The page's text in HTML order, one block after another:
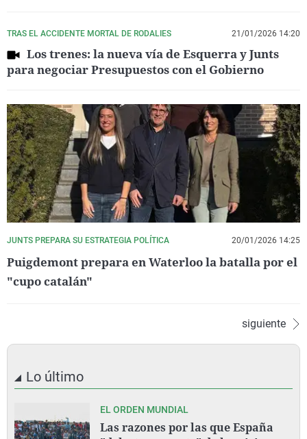
TRAS EL ACCIDENTE MORTAL DE RODALIES 21/01/2026 14:20
Los trenes: la nueva vía de Esquerra y Junts
para negociar Presupuestos con el Gobierno
JUNTS PREPARA SU ESTRATEGIA POLÍTICA 20/01/2026 14:25
Puigdemont prepara en Waterloo la batalla por el
"cupo catalán"
siguiente
Lo último
EL ORDEN MUNDIAL
Las razones por las que España